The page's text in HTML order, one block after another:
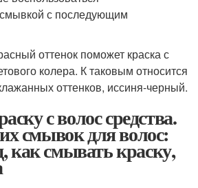
с последующим
оттенок поможет краска с
колера. К таковым относится
оттенков, иссиня-черный.
с волос средства.
смывок для волос:
как смывать краску,